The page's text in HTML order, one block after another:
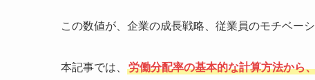
この数値が、企業の成長戦略、従業員のモチベー
本記事では、
労働分配率の基本的な計算方法から